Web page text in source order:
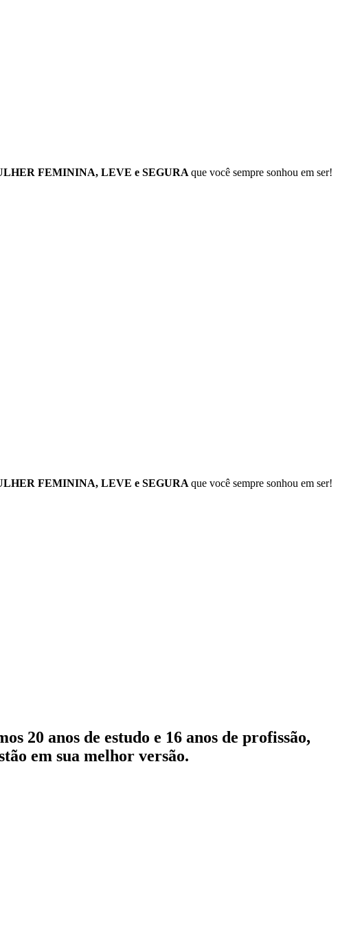
FEMININA, LEVE e SEGURA que você sempre sonhou em ser!
FEMININA, LEVE e SEGURAque você sempre sonhou em ser!
20 anos de estudo e 16 anos de profissão,
em sua melhor versão.